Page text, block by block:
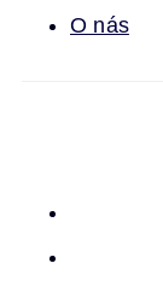
O nás